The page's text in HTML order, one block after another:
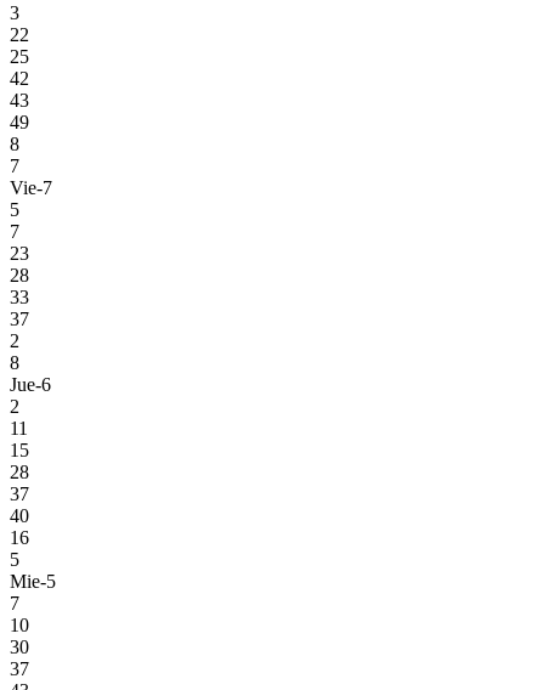
3
22
25
42
43
49
8
7
Vie-7
5
7
23
28
33
37
2
8
Jue-6
2
11
15
28
37
40
16
5
Mie-5
7
10
30
37